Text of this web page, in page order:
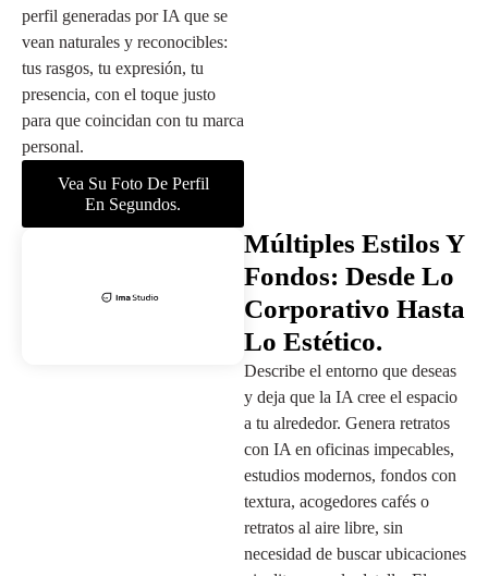
perfil generadas por IA que se
vean naturales y reconocibles:
tus rasgos, tu expresión, tu
presencia, con el toque justo
para que coincidan con tu marca
personal.
Vea Su Foto De Perfil
En Segundos.
Múltiples Estilos Y
Fondos: Desde Lo
Corporativo Hasta
Lo Estético.
Describe el entorno que deseas
y deja que la IA cree el espacio
a tu alrededor. Genera retratos
con IA en oficinas impecables,
estudios modernos, fondos con
textura, acogedores cafés o
retratos al aire libre, sin
necesidad de buscar ubicaciones